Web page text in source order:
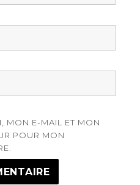
MON E-MAIL ET MON
POUR MON